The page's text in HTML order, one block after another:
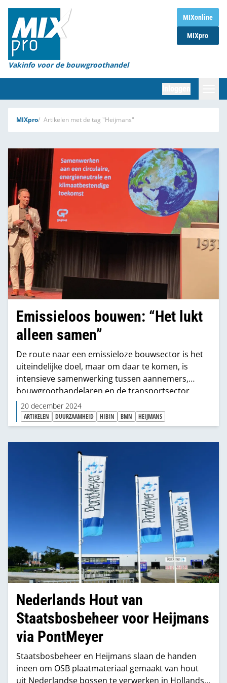
MIXonline
MIXpro
Vakinfo voor de bouwgroothandel
Home
Magazines
Organisaties
Marktcijfers
Word abonnee
Partners
MIXpro Artikelen met de tag "Heijmans"
Emissieloos bouwen: “Het lukt
alleen samen”
De route naar een emissieloze bouwsector is het
uiteindelijke doel, maar om daar te komen, is
intensieve samenwerking tussen aannemers,
bouwgroothandelaren en de transportsector
noodzakelijk. Die conclusie trok Paul van der
Linde, clustermanager Bouw van Transport en
Logistiek Nederland (TLN) aan het eind van
bijeenkomst Samen naar Schoon en Emissieloos
20 december 2024
ARTIKELEN DUURZAAMHEID HIBIN BMN HEIJMANS
Nederlands Hout van
Staatsbosbeheer voor Heijmans
via PontMeyer
Staatsbosbeheer en Heijmans slaan de handen
ineen om OSB plaatmateriaal gemaakt van hout
uit Nederlandse bossen te verwerken in Hollandse